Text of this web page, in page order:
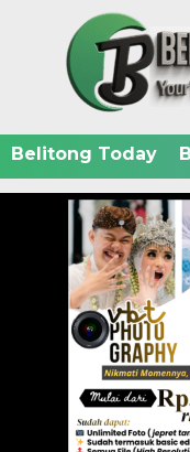
Belitong Today